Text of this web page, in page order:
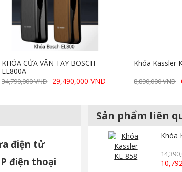
KHÓA CỬA VÂN TAY BOSCH
EL800A
34,790,000 VND 29,490,000 VND
Khóa Kassler
8,890,000 VND
điện tử
điện thoại
Sản phẩm liên
Khóa